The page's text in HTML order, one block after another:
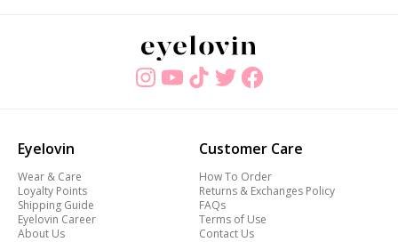
Eyelovin
Wear & Care
Loyalty Points
Shipping Guide
Eyelovin Career
About Us
Customer Care
How To Order
Returns & Exchanges Policy
FAQs
Terms of Use
Contact Us